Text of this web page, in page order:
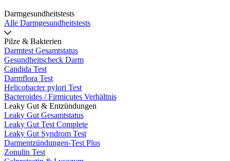
Darmgesundheitstests
Alle Darmgesundheitstests
Pilze & Bakterien
Darmtest Gesamtstatus
Gesundheitscheck Darm
Candida Test
Darmflora Test
Helicobacter pylori Test
Bacteroides / Firmicutes Verhältnis
Leaky Gut & Entzündungen
Leaky Gut Gesamtstatus
Leaky Gut Test Complete
Leaky Gut Syndrom Test
Darmentzündungen-Test Plus
Zonulin Test